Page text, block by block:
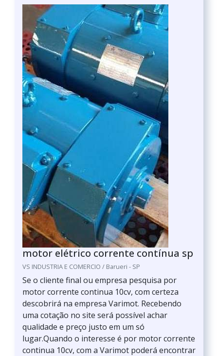
motor elétrico corrente contínua sp
VS INDUSTRIA E COMERCIO / Barueri - SP
Se o cliente final ou empresa pesquisa por
motor corrente continua 10cv, com certeza
descobrirá na empresa Varimot. Recebendo
uma cotação no site será possível achar
qualidade e preço justo em um só
lugar.Quando o interesse é por motor corrente
continua 10cv, com a Varimot poderá encontrar